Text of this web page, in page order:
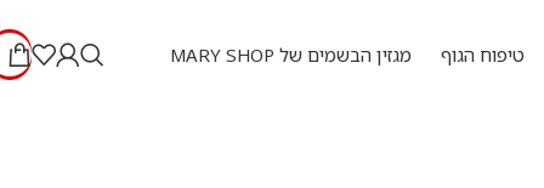
טיפוח הגוף מגזין הבשמים של MARY SHOP